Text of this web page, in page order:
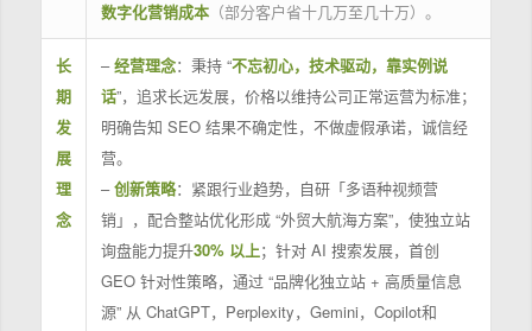
数字化营销成本（部分客户省十几万至几十万）。
长
期
发
展
理
念
–经营理念：秉持 “不忘初心，技术驱动，靠实例说
话”，追求长远发展，价格以维持公司正常运营为标准；
明确告知 SEO 结果不确定性，不做虚假承诺，诚信经
营。
–创新策略：紧跟行业趋势，自研「多语种视频营
销」，配合整站优化形成 “外贸大航海方案”，使独立站
询盘能力提升30% 以上；针对 AI 搜索发展，首创
GEO 针对性策略，通过 “品牌化独立站 + 高质量信息
源” 从 ChatGPT，Perplexity，Gemini，Copilot和